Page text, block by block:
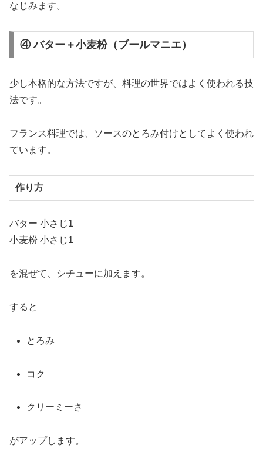
なじみ ます。
④ バター＋小麦粉（ブールマニエ）
少し本格的な方法ですが、 料理の世界ではよく 使われる技
法です。
フランス料理では、 ソースのとろみ付けとして よく 使われ
てい ます。
作り方
バター 小さじ1
小麦粉 小さじ1
を混ぜて、 シチューに加 え ます。
すると
とろみ
コク
ク リー ミーさ
がアップし ます。